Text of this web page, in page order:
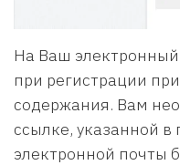
На Ваш
при регистрации
содержания. Вам
ссылке, указанной в
электронной почты